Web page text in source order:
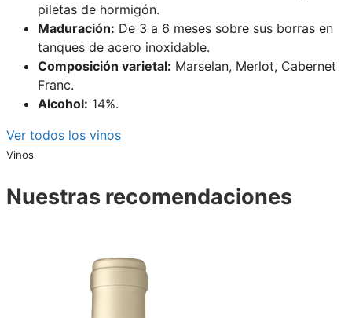
piletas de hormigón.
Maduración: De 3 a 6 meses sobre sus borras en
tanques de acero inoxidable.
Composición varietal: Marselan, Merlot, Cabernet
Franc.
Alcohol: 14%.
Ver todos los vinos
Vinos
Nuestras recomendaciones